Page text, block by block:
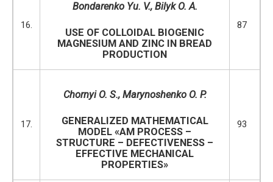
16.
Bondarenko Yu. V., Bilyk O. A.
USE OF COLLOIDAL BIOGENIC
MAGNESIUM AND ZINC IN BREAD
PRODUCTION
87
17.
Chornyi O. S., Marynoshenko O. P.
GENERALIZED MATHEMATICAL
MODEL «AM PROCESS –
STRUCTURE – DEFECTIVENESS –
EFFECTIVE MECHANICAL
PROPERTIES»
93